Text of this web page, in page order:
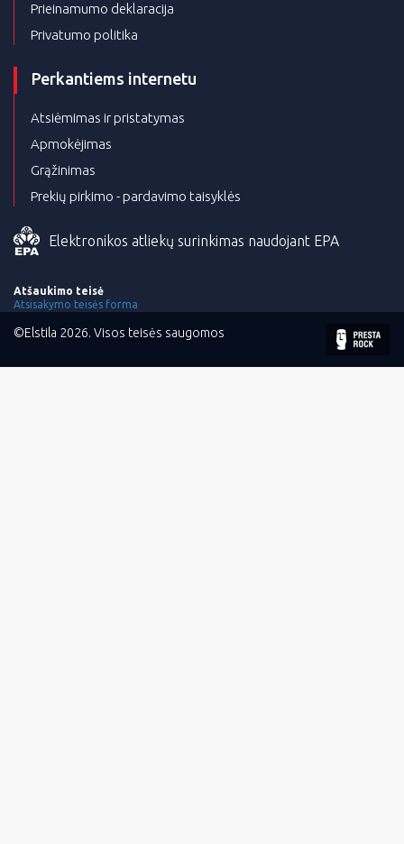
Prieinamumo deklaracija
Privatumo politika
Perkantiems internetu
Atsiėmimas ir pristatymas
Apmokėjimas
Grąžinimas
Prekių pirkimo - pardavimo taisyklės
Elektronikos atliekų surinkimas naudojant EPA
Atšaukimo teisė
Atsisakymo teisės forma
©Elstila 2026. Visos teisės saugomos